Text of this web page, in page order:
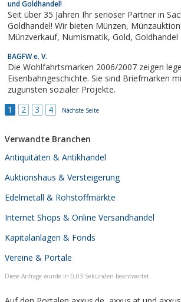
und Goldhandel!
Seit über 35 Jahren Ihr seriöser Partner in
Goldhandel! Wir bieten Münzen, Münzauktion, Münzankauf,
Münzverkauf, Numismatik, Gold, Goldhandel
BAGFW e. V.
Die Wohlfahrtsmarken 2006/2007 zeigen
Eisenbahngeschichte. Sie sind Briefmarken
zugunsten sozialer Projekte.
1
2 3 4 Nächste Seite
Verwandte Branchen
Antiquitäten & Antikhandel
Auktionshaus & Versteigerung
Edelmetall & Rohstoffmärkte
Internet Shops & Online Versandhandel
Kapitalanlagen & Fonds
Vereine & Portale
Diese Anfrage wurde in 0,03 Sekunden beantwortet.